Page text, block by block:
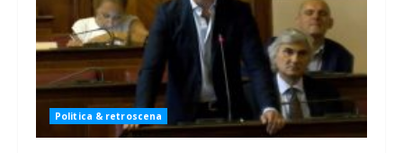
Politica & retroscena